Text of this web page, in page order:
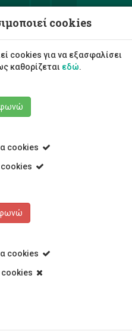
cookies
cookies για να εξασφαλίσει
καθορίζεται εδώ.
cookies
cookies